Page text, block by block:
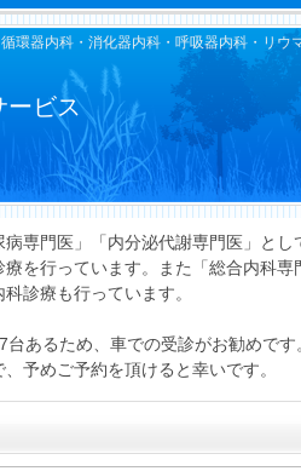
環器内科・消化器内科・呼吸器内科・リウ
ービス
専門医」「内分泌代謝専門医」とし
を行っています。また「総合内科
診療も行っています。
あるため、車での受診がお勧めで
予めご予約を頂けると幸いです。